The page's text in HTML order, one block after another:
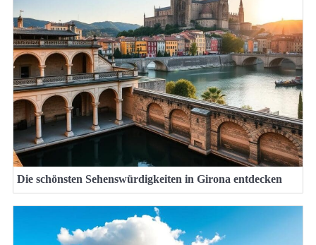
Die schönsten Sehenswürdigkeiten in Girona entdecken